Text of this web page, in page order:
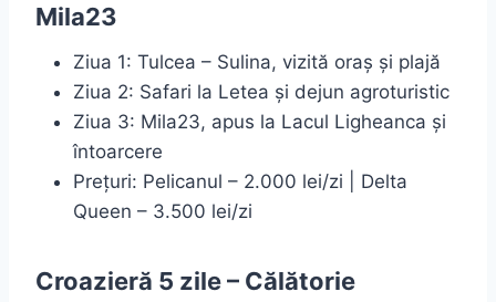
Mila23
Ziua 1: Tulcea – Sulina, vizită oraș și plajă
Ziua 2: Safari la Letea și dejun agroturistic
Ziua 3: Mila23, apus la Lacul Ligheanca și
întoarcere
Prețuri: Pelicanul – 2.000 lei/zi | Delta
Queen – 3.500 lei/zi
Croazieră 5 zile – Călătorie